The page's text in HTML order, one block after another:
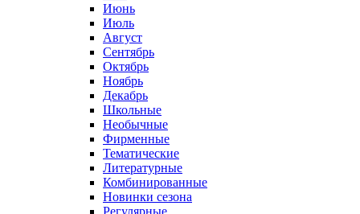
Июнь
Июль
Август
Сентябрь
Октябрь
Ноябрь
Декабрь
Школьные
Необычные
Фирменные
Тематические
Литературные
Комбинированные
Новинки сезона
Регулярные